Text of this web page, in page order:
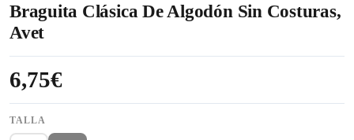
Braguita Clásica De Algodón Sin Costuras,
Avet
6,75€
TALLA